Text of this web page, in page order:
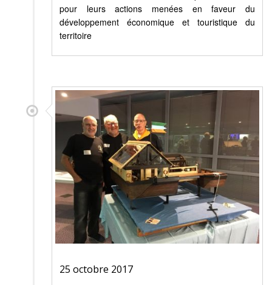
pour leurs actions menées en faveur du
développement économique et touristique du
territoire
25 octobre 2017